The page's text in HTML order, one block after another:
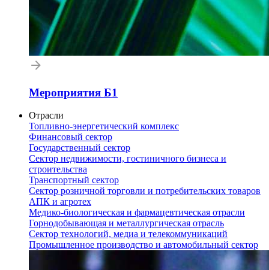
Мероприятия Б1
Отрасли
Топливно-энергетический комплекс
Финансовый сектор
Государственный сектор
Сектор недвижимости, гостиничного бизнеса и
строительства
Транспортный сектор
Сектор розничной торговли и потребительских товаров
АПК и агротех
Медико-биологическая и фармацевтическая отрасли
Горнодобывающая и металлургическая отрасль
Сектор технологий, медиа и телекоммуникаций
Промышленное производство и автомобильный сектор